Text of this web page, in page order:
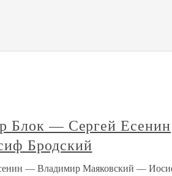
Блок — Сергей Есенин
Бродский
— Владимир Маяковский —